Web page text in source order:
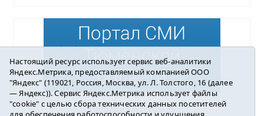
Погода в Ялуторовске
Настоящий ресурс использует сервис веб-аналитики
Яндекс.Метрика, предоставляемый компанией ООО
"Яндекс" (119021, Россия, Москва, ул. Л. Толстого, 16 (далее
— Яндекс)). Сервис Яндекс.Метрика использует файлы
"cookie" с целью сбора технических данных посетителей